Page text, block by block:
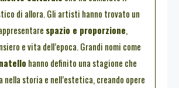
di allora. Gli artisti hanno trovato un
spazio e proporzione,
e vita dell’epoca. Grandi nomi come
hanno definito una stagione che
nella storia e nell’estetica, creando opere